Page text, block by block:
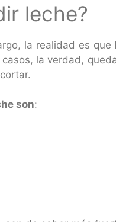
leche?
la realidad es que
la verdad,
son: